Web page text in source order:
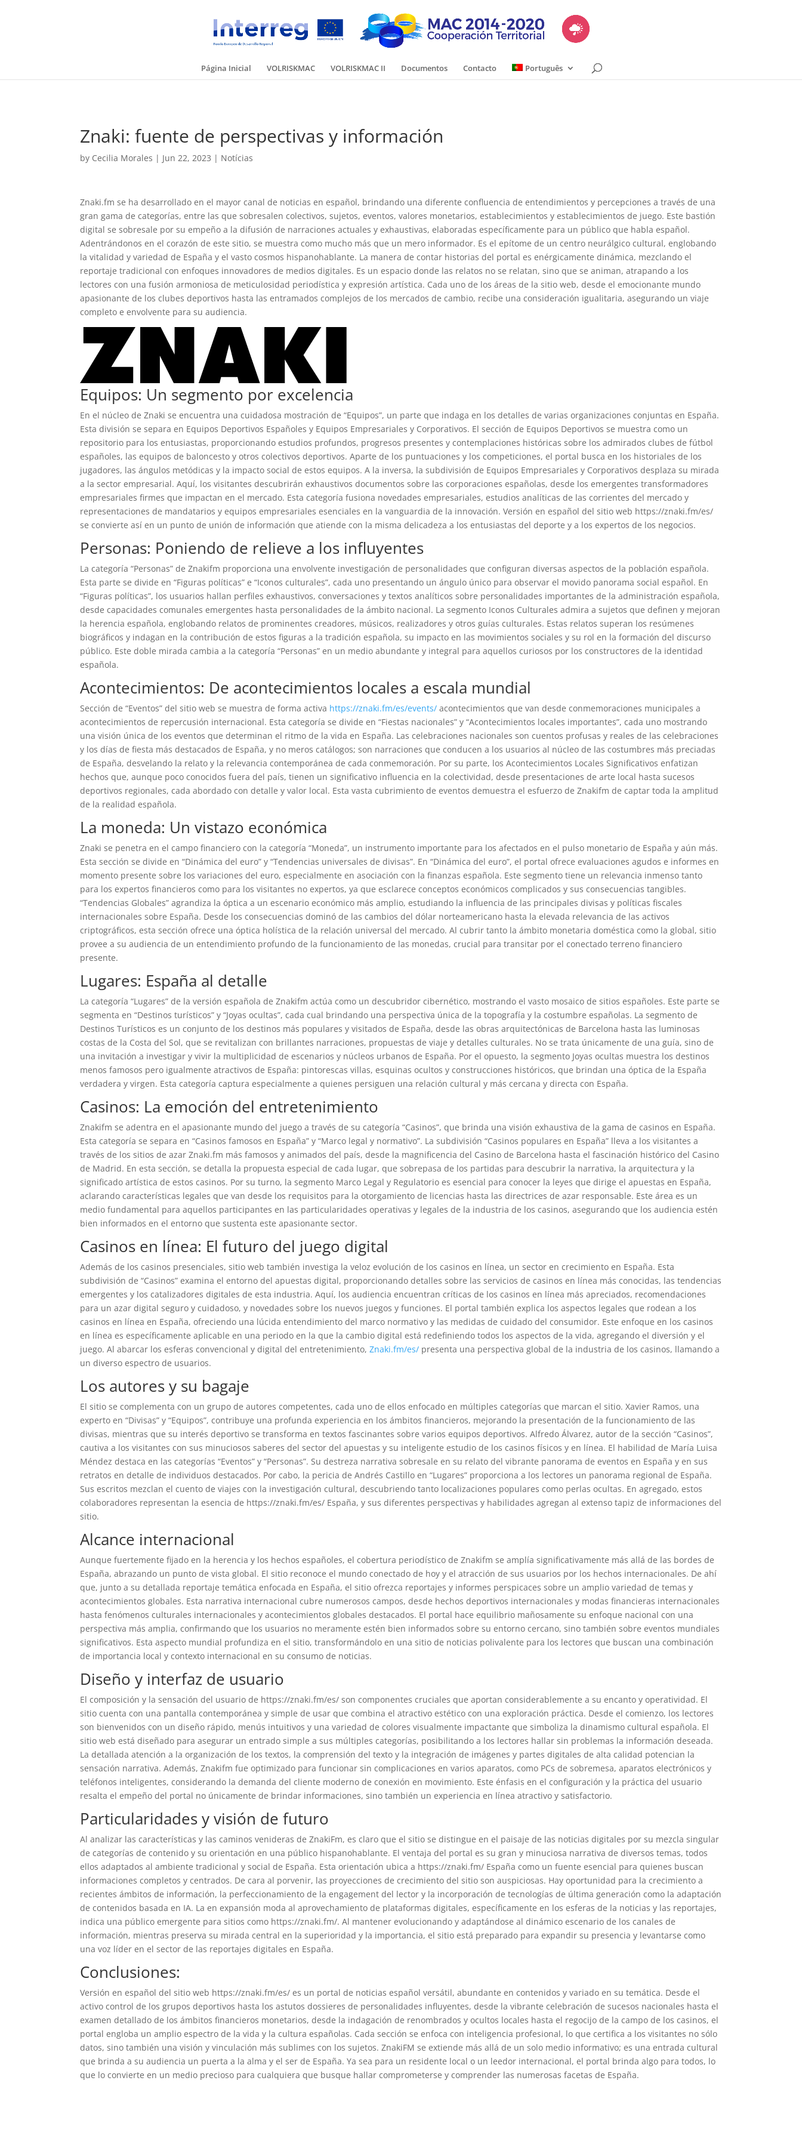
Página Inicial VOLRISKMAC VOLRISKMAC II Documentos Contacto Português
Znaki: fuente de perspectivas y información
by Cecilia Morales | Jun 22, 2023 | Notícias
Znaki.fm se ha desarrollado en el mayor canal de noticias en español, brindando una diferente confluencia de entendimientos y percepciones a través de una
gran gama de categorías, entre las que sobresalen colectivos, sujetos, eventos, valores monetarios, establecimientos y establecimientos de juego. Este bastión
digital se sobresale por su empeño a la difusión de narraciones actuales y exhaustivas, elaboradas específicamente para un público que habla español.
Adentrándonos en el corazón de este sitio, se muestra como mucho más que un mero informador. Es el epítome de un centro neurálgico cultural, englobando
la vitalidad y variedad de España y el vasto cosmos hispanohablante. La manera de contar historias del portal es enérgicamente dinámica, mezclando el
reportaje tradicional con enfoques innovadores de medios digitales. Es un espacio donde las relatos no se relatan, sino que se animan, atrapando a los
lectores con una fusión armoniosa de meticulosidad periodística y expresión artística. Cada uno de los áreas de la sitio web, desde el emocionante mundo
apasionante de los clubes deportivos hasta las entramados complejos de los mercados de cambio, recibe una consideración igualitaria, asegurando un viaje
completo e envolvente para su audiencia.
Equipos: Un segmento por excelencia
En el núcleo de Znaki se encuentra una cuidadosa mostración de “Equipos”, un parte que indaga en los detalles de varias organizaciones conjuntas en España.
Esta división se separa en Equipos Deportivos Españoles y Equipos Empresariales y Corporativos. El sección de Equipos Deportivos se muestra como un
repositorio para los entusiastas, proporcionando estudios profundos, progresos presentes y contemplaciones históricas sobre los admirados clubes de fútbol
españoles, las equipos de baloncesto y otros colectivos deportivos. Aparte de los puntuaciones y los competiciones, el portal busca en los historiales de los
jugadores, las ángulos metódicas y la impacto social de estos equipos. A la inversa, la subdivisión de Equipos Empresariales y Corporativos desplaza su mirada
a la sector empresarial. Aquí, los visitantes descubrirán exhaustivos documentos sobre las corporaciones españolas, desde los emergentes transformadores
empresariales firmes que impactan en el mercado. Esta categoría fusiona novedades empresariales, estudios analíticas de las corrientes del mercado y
representaciones de mandatarios y equipos empresariales esenciales en la vanguardia de la innovación. Versión en español del sitio web https://znaki.fm/es/
se convierte así en un punto de unión de información que atiende con la misma delicadeza a los entusiastas del deporte y a los expertos de los negocios.
Personas: Poniendo de relieve a los influyentes
La categoría “Personas” de Znakifm proporciona una envolvente investigación de personalidades que configuran diversas aspectos de la población española.
Esta parte se divide en “Figuras políticas” e “Iconos culturales”, cada uno presentando un ángulo único para observar el movido panorama social español. En
“Figuras políticas”, los usuarios hallan perfiles exhaustivos, conversaciones y textos analíticos sobre personalidades importantes de la administración española,
desde capacidades comunales emergentes hasta personalidades de la ámbito nacional. La segmento Iconos Culturales admira a sujetos que definen y mejoran
la herencia española, englobando relatos de prominentes creadores, músicos, realizadores y otros guías culturales. Estas relatos superan los resúmenes
biográficos y indagan en la contribución de estos figuras a la tradición española, su impacto en las movimientos sociales y su rol en la formación del discurso
público. Este doble mirada cambia a la categoría “Personas” en un medio abundante y integral para aquellos curiosos por los constructores de la identidad
española.
Acontecimientos: De acontecimientos locales a escala mundial
Sección de “Eventos” del sitio web se muestra de forma activa https://znaki.fm/es/events/ acontecimientos que van desde conmemoraciones municipales a
acontecimientos de repercusión internacional. Esta categoría se divide en “Fiestas nacionales” y “Acontecimientos locales importantes”, cada uno mostrando
una visión única de los eventos que determinan el ritmo de la vida en España. Las celebraciones nacionales son cuentos profusas y reales de las celebraciones
y los días de fiesta más destacados de España, y no meros catálogos; son narraciones que conducen a los usuarios al núcleo de las costumbres más preciadas
de España, desvelando la relato y la relevancia contemporánea de cada conmemoración. Por su parte, los Acontecimientos Locales Significativos enfatizan
hechos que, aunque poco conocidos fuera del país, tienen un significativo influencia en la colectividad, desde presentaciones de arte local hasta sucesos
deportivos regionales, cada abordado con detalle y valor local. Esta vasta cubrimiento de eventos demuestra el esfuerzo de Znakifm de captar toda la amplitud
de la realidad española.
La moneda: Un vistazo económica
Znaki se penetra en el campo financiero con la categoría “Moneda”, un instrumento importante para los afectados en el pulso monetario de España y aún más.
Esta sección se divide en “Dinámica del euro” y “Tendencias universales de divisas”. En “Dinámica del euro”, el portal ofrece evaluaciones agudos e informes en
momento presente sobre los variaciones del euro, especialmente en asociación con la finanzas española. Este segmento tiene un relevancia inmenso tanto
para los expertos financieros como para los visitantes no expertos, ya que esclarece conceptos económicos complicados y sus consecuencias tangibles.
“Tendencias Globales” agrandiza la óptica a un escenario económico más amplio, estudiando la influencia de las principales divisas y políticas fiscales
internacionales sobre España. Desde los consecuencias dominó de las cambios del dólar norteamericano hasta la elevada relevancia de las activos
criptográficos, esta sección ofrece una óptica holística de la relación universal del mercado. Al cubrir tanto la ámbito monetaria doméstica como la global, sitio
provee a su audiencia de un entendimiento profundo de la funcionamiento de las monedas, crucial para transitar por el conectado terreno financiero
presente.
Lugares: España al detalle
La categoría “Lugares” de la versión española de Znakifm actúa como un descubridor cibernético, mostrando el vasto mosaico de sitios españoles. Este parte se
segmenta en “Destinos turísticos” y “Joyas ocultas”, cada cual brindando una perspectiva única de la topografía y la costumbre españolas. La segmento de
Destinos Turísticos es un conjunto de los destinos más populares y visitados de España, desde las obras arquitectónicas de Barcelona hasta las luminosas
costas de la Costa del Sol, que se revitalizan con brillantes narraciones, propuestas de viaje y detalles culturales. No se trata únicamente de una guía, sino de
una invitación a investigar y vivir la multiplicidad de escenarios y núcleos urbanos de España. Por el opuesto, la segmento Joyas ocultas muestra los destinos
menos famosos pero igualmente atractivos de España: pintorescas villas, esquinas ocultos y construcciones históricos, que brindan una óptica de la España
verdadera y virgen. Esta categoría captura especialmente a quienes persiguen una relación cultural y más cercana y directa con España.
Casinos: La emoción del entretenimiento
Znakifm se adentra en el apasionante mundo del juego a través de su categoría “Casinos”, que brinda una visión exhaustiva de la gama de casinos en España.
Esta categoría se separa en “Casinos famosos en España” y “Marco legal y normativo”. La subdivisión “Casinos populares en España” lleva a los visitantes a
través de los sitios de azar Znaki.fm más famosos y animados del país, desde la magnificencia del Casino de Barcelona hasta el fascinación histórico del Casino
de Madrid. En esta sección, se detalla la propuesta especial de cada lugar, que sobrepasa de los partidas para descubrir la narrativa, la arquitectura y la
significado artística de estos casinos. Por su turno, la segmento Marco Legal y Regulatorio es esencial para conocer la leyes que dirige el apuestas en España,
aclarando características legales que van desde los requisitos para la otorgamiento de licencias hasta las directrices de azar responsable. Este área es un
medio fundamental para aquellos participantes en las particularidades operativas y legales de la industria de los casinos, asegurando que los audiencia estén
bien informados en el entorno que sustenta este apasionante sector.
Casinos en línea: El futuro del juego digital
Además de los casinos presenciales, sitio web también investiga la veloz evolución de los casinos en línea, un sector en crecimiento en España. Esta
subdivisión de “Casinos” examina el entorno del apuestas digital, proporcionando detalles sobre las servicios de casinos en línea más conocidas, las tendencias
emergentes y los catalizadores digitales de esta industria. Aquí, los audiencia encuentran críticas de los casinos en línea más apreciados, recomendaciones
para un azar digital seguro y cuidadoso, y novedades sobre los nuevos juegos y funciones. El portal también explica los aspectos legales que rodean a los
casinos en línea en España, ofreciendo una lúcida entendimiento del marco normativo y las medidas de cuidado del consumidor. Este enfoque en los casinos
en línea es específicamente aplicable en una periodo en la que la cambio digital está redefiniendo todos los aspectos de la vida, agregando el diversión y el
juego. Al abarcar los esferas convencional y digital del entretenimiento,Znaki.fm/es/ presenta una perspectiva global de la industria de los casinos, llamando a
un diverso espectro de usuarios.
Los autores y su bagaje
El sitio se complementa con un grupo de autores competentes, cada uno de ellos enfocado en múltiples categorías que marcan el sitio. Xavier Ramos, una
experto en “Divisas” y “Equipos”, contribuye una profunda experiencia en los ámbitos financieros, mejorando la presentación de la funcionamiento de las
divisas, mientras que su interés deportivo se transforma en textos fascinantes sobre varios equipos deportivos. Alfredo Álvarez, autor de la sección “Casinos”,
cautiva a los visitantes con sus minuciosos saberes del sector del apuestas y su inteligente estudio de los casinos físicos y en línea. El habilidad de María Luisa
Méndez destaca en las categorías “Eventos” y “Personas”. Su destreza narrativa sobresale en su relato del vibrante panorama de eventos en España y en sus
retratos en detalle de individuos destacados. Por cabo, la pericia de Andrés Castillo en “Lugares” proporciona a los lectores un panorama regional de España.
Sus escritos mezclan el cuento de viajes con la investigación cultural, descubriendo tanto localizaciones populares como perlas ocultas. En agregado, estos
colaboradores representan la esencia de https://znaki.fm/es/ España, y sus diferentes perspectivas y habilidades agregan al extenso tapiz de informaciones del
sitio.
Alcance internacional
Aunque fuertemente fijado en la herencia y los hechos españoles, el cobertura periodístico de Znakifm se amplía significativamente más allá de las bordes de
España, abrazando un punto de vista global. El sitio reconoce el mundo conectado de hoy y el atracción de sus usuarios por los hechos internacionales. De ahí
que, junto a su detallada reportaje temática enfocada en España, el sitio ofrezca reportajes y informes perspicaces sobre un amplio variedad de temas y
acontecimientos globales. Esta narrativa internacional cubre numerosos campos, desde hechos deportivos internacionales y modas financieras internacionales
hasta fenómenos culturales internacionales y acontecimientos globales destacados. El portal hace equilibrio mañosamente su enfoque nacional con una
perspectiva más amplia, confirmando que los usuarios no meramente estén bien informados sobre su entorno cercano, sino también sobre eventos mundiales
significativos. Esta aspecto mundial profundiza en el sitio, transformándolo en una sitio de noticias polivalente para los lectores que buscan una combinación
de importancia local y contexto internacional en su consumo de noticias.
Diseño y interfaz de usuario
El composición y la sensación del usuario de https://znaki.fm/es/ son componentes cruciales que aportan considerablemente a su encanto y operatividad. El
sitio cuenta con una pantalla contemporánea y simple de usar que combina el atractivo estético con una exploración práctica. Desde el comienzo, los lectores
son bienvenidos con un diseño rápido, menús intuitivos y una variedad de colores visualmente impactante que simboliza la dinamismo cultural española. El
sitio web está diseñado para asegurar un entrado simple a sus múltiples categorías, posibilitando a los lectores hallar sin problemas la información deseada.
La detallada atención a la organización de los textos, la comprensión del texto y la integración de imágenes y partes digitales de alta calidad potencian la
sensación narrativa. Además, Znakifm fue optimizado para funcionar sin complicaciones en varios aparatos, como PCs de sobremesa, aparatos electrónicos y
teléfonos inteligentes, considerando la demanda del cliente moderno de conexión en movimiento. Este énfasis en el configuración y la práctica del usuario
resalta el empeño del portal no únicamente de brindar informaciones, sino también un experiencia en línea atractivo y satisfactorio.
Particularidades y visión de futuro
Al analizar las características y las caminos venideras de ZnakiFm, es claro que el sitio se distingue en el paisaje de las noticias digitales por su mezcla singular
de categorías de contenido y su orientación en una público hispanohablante. El ventaja del portal es su gran y minuciosa narrativa de diversos temas, todos
ellos adaptados al ambiente tradicional y social de España. Esta orientación ubica a https://znaki.fm/ España como un fuente esencial para quienes buscan
informaciones completos y centrados. De cara al porvenir, las proyecciones de crecimiento del sitio son auspiciosas. Hay oportunidad para la crecimiento a
recientes ámbitos de información, la perfeccionamiento de la engagement del lector y la incorporación de tecnologías de última generación como la adaptación
de contenidos basada en IA. La en expansión moda al aprovechamiento de plataformas digitales, específicamente en los esferas de la noticias y las reportajes,
indica una público emergente para sitios como https://znaki.fm/. Al mantener evolucionando y adaptándose al dinámico escenario de los canales de
información, mientras preserva su mirada central en la superioridad y la importancia, el sitio está preparado para expandir su presencia y levantarse como
una voz líder en el sector de las reportajes digitales en España.
Conclusiones:
Versión en español del sitio web https://znaki.fm/es/ es un portal de noticias español versátil, abundante en contenidos y variado en su temática. Desde el
activo control de los grupos deportivos hasta los astutos dossieres de personalidades influyentes, desde la vibrante celebración de sucesos nacionales hasta el
examen detallado de los ámbitos financieros monetarios, desde la indagación de renombrados y ocultos locales hasta el regocijo de la campo de los casinos, el
portal engloba un amplio espectro de la vida y la cultura españolas. Cada sección se enfoca con inteligencia profesional, lo que certifica a los visitantes no sólo
datos, sino también una visión y vinculación más sublimes con los sujetos. ZnakiFM se extiende más allá de un solo medio informativo; es una entrada cultural
que brinda a su audiencia un puerta a la alma y el ser de España. Ya sea para un residente local o un leedor internacional, el portal brinda algo para todos, lo
que lo convierte en un medio precioso para cualquiera que busque hallar comprometerse y comprender las numerosas facetas de España.